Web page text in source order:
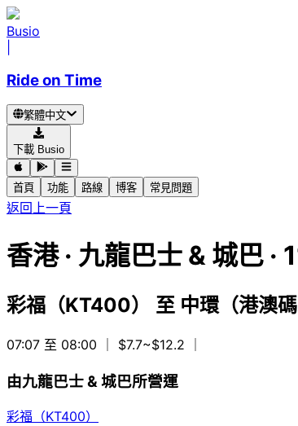
Busio
Ride on Time
繁體中文
下載 Busio
首頁 功能 路線 博客 常見問題
返回上一頁
香港· 九龍巴士 & 城巴 ·
彩福（KT400） 至 中環（港澳碼
07:07 至 08:00 ｜ $7.7~$12.2
由九龍巴士 & 城巴所營運
彩福（KT400）